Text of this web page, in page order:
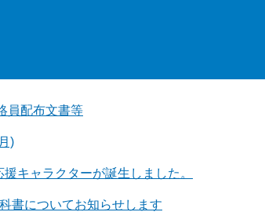
員配布文書等
)
キャラクターが誕生しました。
書についてお知らせします